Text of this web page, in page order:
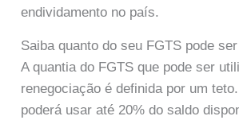
endividamento no país.
Saiba quanto do seu FGTS pode
A quantia do FGTS que pode ser
renegociação é definida por um
poderá usar até 20% do saldo